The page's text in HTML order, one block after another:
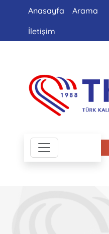
Anasayfa Arama
İletişim